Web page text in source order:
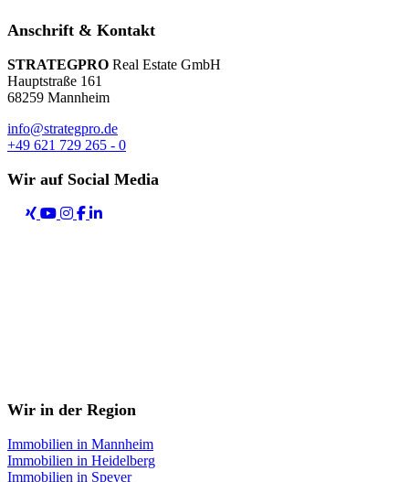
Anschrift & Kontakt
STRATEGPRO Real Estate GmbH
Hauptstraße 161
68259 Mannheim
info@strategpro.de
+49 621 729 265 - 0
Wir auf Social Media
Wir in der Region
Immobilien in Mannheim
Immobilien in Heidelberg
Immobilien in Speyer